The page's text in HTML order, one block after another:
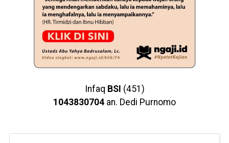
Infaq BSI (451)
1043830704 an. Dedi Purnomo